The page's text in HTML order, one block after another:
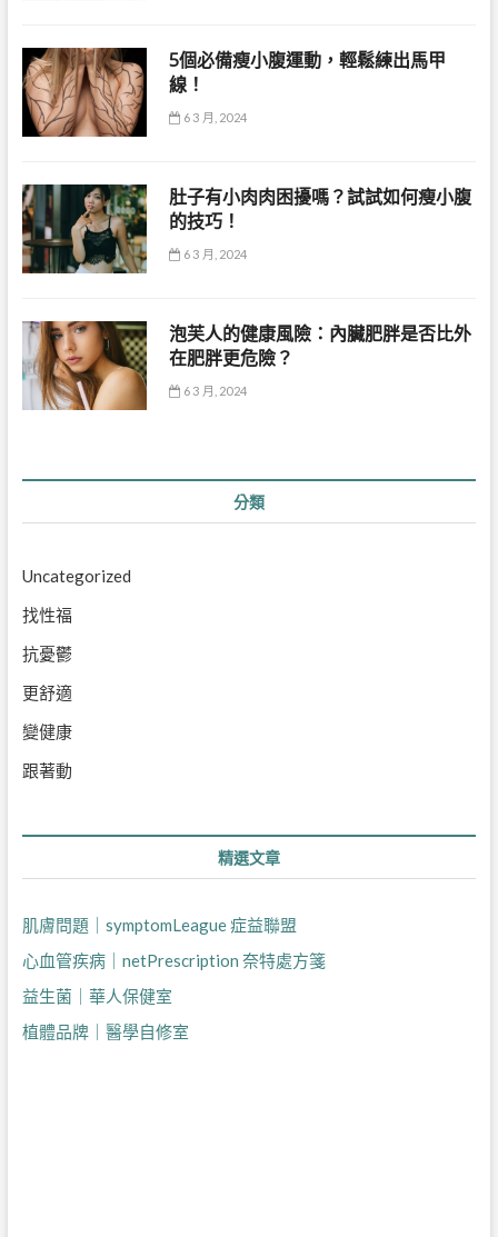
5個必備瘦小腹運動，輕鬆練出馬甲
線！
6 3 月, 2024
肚子有小肉肉困擾嗎？試試如何瘦小腹
的技巧！
6 3 月, 2024
泡芙人的健康風險：內臟肥胖是否比外
在肥胖更危險？
6 3 月, 2024
分類
Uncategorized
找性福
抗憂鬱
更舒適
變健康
跟著動
精選文章
肌膚問題｜symptomLeague 症益聯盟
心血管疾病｜netPrescription 奈特處方箋
益生菌｜華人保健室
植體品牌｜醫學自修室